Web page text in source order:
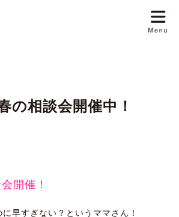
の相談会開催中！
開催！
早すぎない？というママさん！